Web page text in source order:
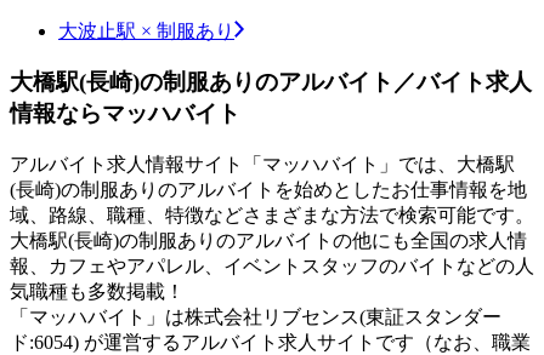
大波止駅 × 制服あり
大橋駅(長崎)の制服ありのアルバイト／バイト求人
情報ならマッハバイト
アルバイト求人情報サイト「マッハバイト」では、大橋駅
(長崎)の制服ありのアルバイトを始めとしたお仕事情報を地
域、路線、職種、特徴などさまざまな方法で検索可能です。
大橋駅(長崎)の制服ありのアルバイトの他にも全国の求人情
報、カフェやアパレル、イベントスタッフのバイトなどの人
気職種も多数掲載！
「マッハバイト」は株式会社リブセンス(東証スタンダー
ド:6054) が運営するアルバイト求人サイトです（なお、職業